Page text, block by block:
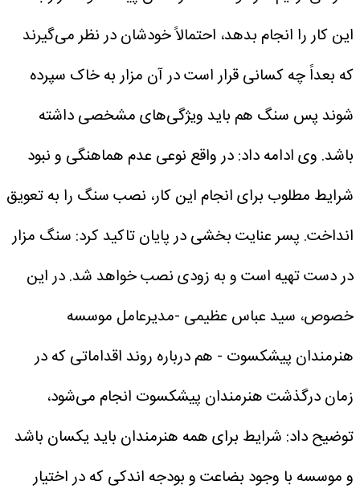
این کار را انجام بدهد، احتمالاً خودشان در نظر می‌گیرند
که بعداً چه کسانی قرار است در آن مزار به خاک سپرده
شوند پس سنگ هم باید ویژگی‌های مشخصی داشته
باشد. وی ادامه داد: در واقع نوعی عدم هماهنگی و نبود
شرایط مطلوب برای انجام این کار، نصب سنگ را به تعویق
انداخت. پسر عنایت بخشی در پایان تاکید کرد: سنگ مزار
در دست تهیه است و به زودی نصب خواهد شد.در این
خصوص، سید عباس عظیمی -مدیرعامل موسسه
هنرمندان پیشکسوت - هم درباره روند اقداماتی که در
زمان درگذشت هنرمندان پیشکسوت انجام می‌شود،
توضیح داد: شرایط برای همه هنرمندان باید یکسان باشد
و موسسه با وجود بضاعت و بودجه اندکی که در اختیار